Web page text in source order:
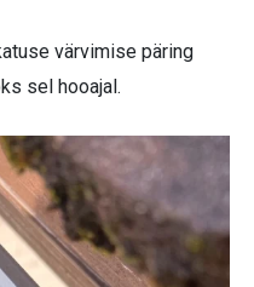
värvimise päring
sel hooajal.